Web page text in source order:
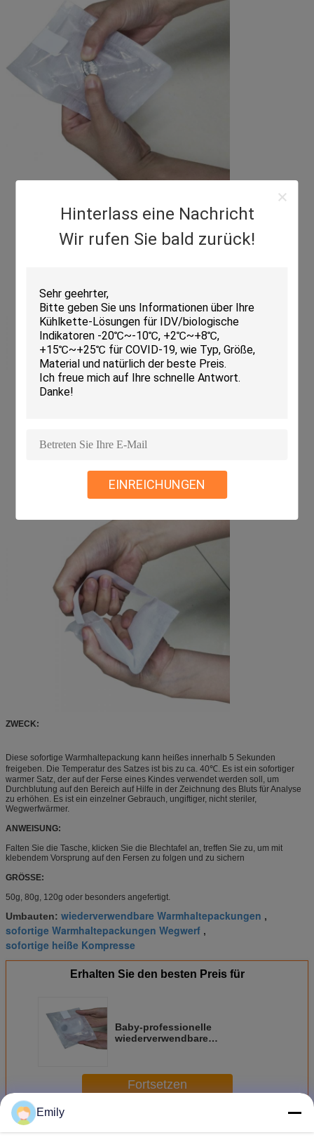
Hinterlass eine Nachricht
Wir rufen Sie bald zurück!
EINREICHUNGEN
ZWECK:
Diese sofortige Warmhaltepackung kann heißes innerhalb 5 Sekunden
freigeben. Die Temperatur des Satzes ist bis zu ca. 40℃. Es ist ein sofortiger
warmer Satz, der auf der Ferse eines Kindes verwendet werden soll, um
Durchblutung auf den Bereich auf Hilfe in der Zeichnung des Bluts für Analyse
zu erhöhen. Es ist ein einzelner Gebrauch, ungiftiger, nicht steriler,
Wegwerfwärmer.
ANWEISUNG:
Falten Sie die Tasche, klicken Sie die Blechtafel an, treffen Sie zu, um mit
klebendem Vorsprung auf den Fersen zu folgen und zu sichern
GRÖSSE:
50g, 80g, 120g oder besonders angefertigt.
Umbauten: wiederverwendbare Warmhaltepackungen ,
sofortige Warmhaltepackungen Wegwerf ,
sofortige heiße Kompresse
Erhalten Sie den besten Preis für
Baby-professionelle
wiederverwendbare
Fortsetzen
Mehr Sofortige Warmhaltepackung
Emily